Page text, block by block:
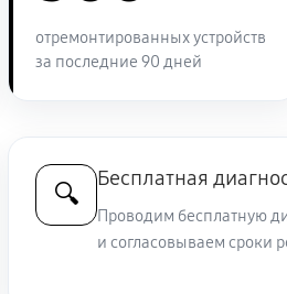
1800 руб
810 руб
отремонтированных устройств
за последние 90 дней
🔍
Бесплатная
Проводим бесплатную
и согласовываем сроки